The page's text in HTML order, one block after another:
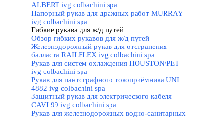
ALBERT ivg colbachini spa
Напорный рукав для дражных работ MURRAY
ivg colbachini spa
Гибкие рукава для ж/д путей
Обзор гибких рукавов для ж/д путей
Железнодорожный рукав для отстранения
балласта RAILFLEX ivg colbachini spa
Рукав для систем охлаждения HOUSTON/PET
ivg colbachini spa
Рукав для пантографного токоприёмника UNI
4882 ivg colbachini spa
Защитный рукав для электрического кабеля
CAVI 99 ivg colbachini spa
Рукав для железнодорожных водно-санитарных